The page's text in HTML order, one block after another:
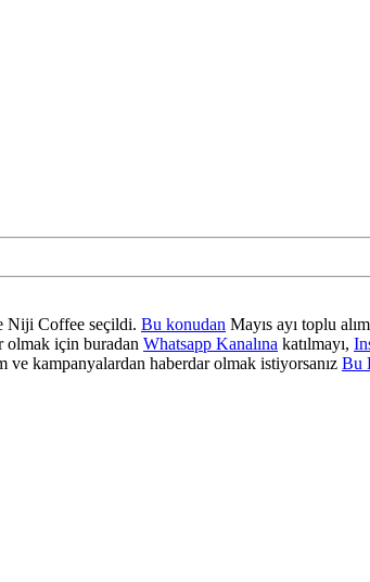
Niji Coffee seçildi. Bu konudan Mayıs ayı toplu
olmak için buradan Whatsapp Kanalına katılmayı,
kampanyalardan haberdar olmak istiyorsanız Bu